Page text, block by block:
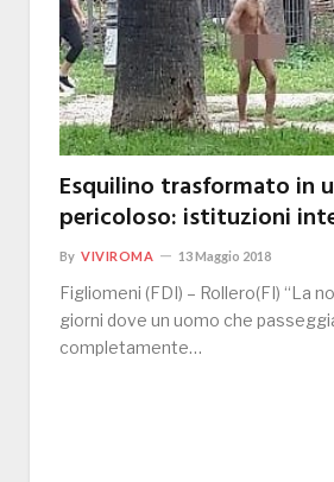
Esquilino trasformato in
pericoloso: istituzioni
By VIVIROMA 13 Maggio 2018
Figliomeni (FDI) – Rollero(FI) “La
giorni dove un uomo che
completamente…